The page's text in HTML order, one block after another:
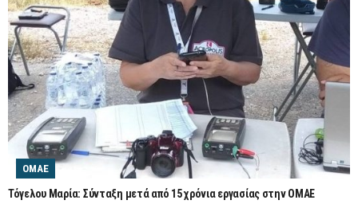
ΟΜΑΕ
Τόγελου Μαρία: Σύνταξη μετά από 15 χρόνια εργασίας στην ΟΜΑΕ